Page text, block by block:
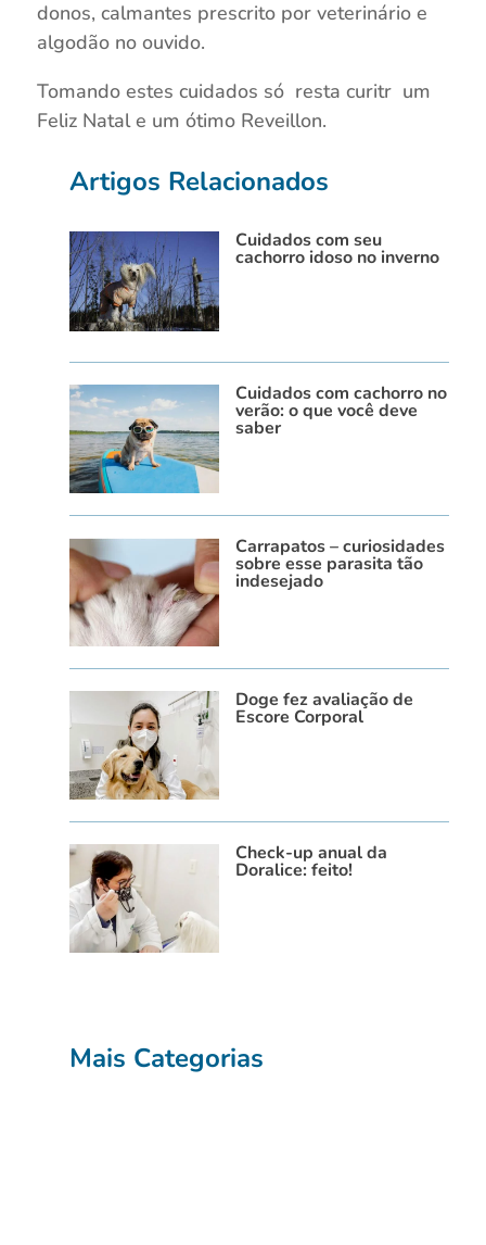
donos, calmantes prescrito por veterinário e
algodão no ouvido.
Tomando estes cuidados só resta curitr um
Feliz Natal e um ótimo Reveillon.
Artigos Relacionados
Cuidados com seu
cachorro idoso no inverno
Cuidados com cachorro no
verão: o que você deve
saber
Carrapatos – curiosidades
sobre esse parasita tão
indesejado
Doge fez avaliação de
Escore Corporal
Check-up anual da
Doralice: feito!
Mais Categorias